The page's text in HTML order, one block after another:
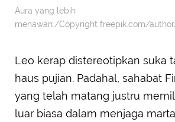
Aura yang lebih
menawan./Copyright freepik.com/
Leo kerap distereotipkan suka
haus pujian. Padahal, sahabat
yang telah matang justru
luar biasa dalam menjaga